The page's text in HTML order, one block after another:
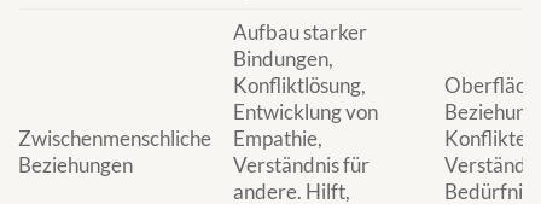
Zwischenmenschliche
Beziehungen
Aufbau starker
Bindungen,
Konfliktlösung,
Entwicklung von
Empathie,
Verständnis für
andere. Hilft,
Konflikte,